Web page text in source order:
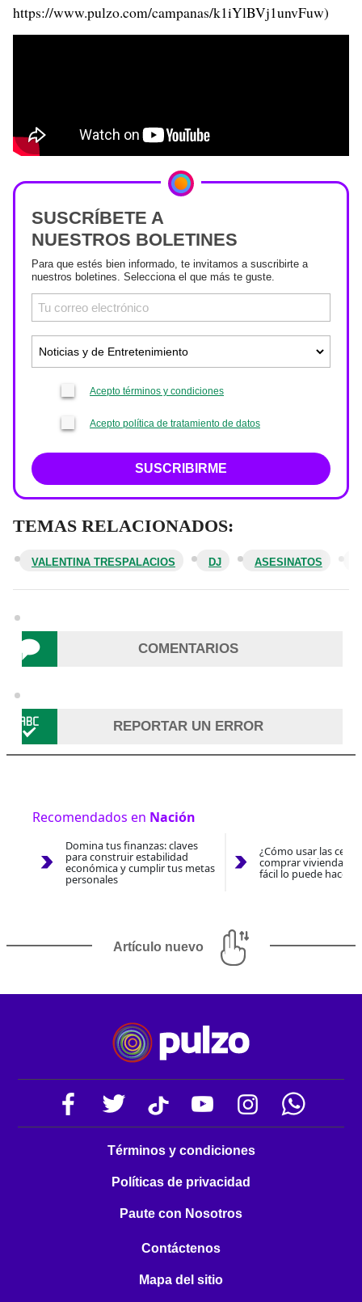
https://www.pulzo.com/campanas/k1iYlBVj1unvFuw)
SUSCRÍBETE A
NUESTROS BOLETINES
Para que estés bien informado, te invitamos a suscribirte a
nuestros boletines. Selecciona el que más te guste.
Acepto términos y condiciones
Acepto política de tratamiento de datos
SUSCRIBIRME
TEMAS RELACIONADOS:
VALENTINA TRESPALACIOS DJ ASESINATOS
COMENTARIOS
REPORTAR UN ERROR
Recomendados en Nación
Domina tus finanzas: claves
para construir estabilidad
económica y cumplir tus metas
personales
¿Cómo usar las
comprar vivienda
fácil lo puede hacer
Artículo nuevo
Términos y condiciones
Políticas de privacidad
Paute con Nosotros
Contáctenos
Mapa del sitio